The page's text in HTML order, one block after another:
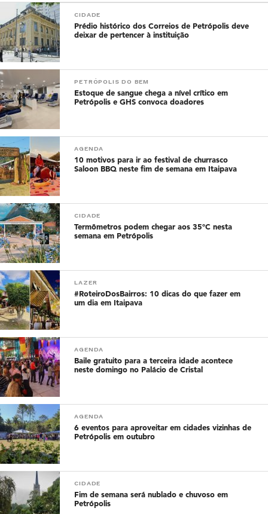
CIDADE
Prédio histórico dos Correios de Petrópolis deve
deixar de pertencer à instituição
PETRÓPOLIS DO BEM
Estoque de sangue chega a nível crítico em
Petrópolis e GHS convoca doadores
AGENDA
10 motivos para ir ao festival de churrasco
Saloon BBQ neste fim de semana em Itaipava
CIDADE
Termômetros podem chegar aos 35°C nesta
semana em Petrópolis
LAZER
#RoteiroDosBairros: 10 dicas do que fazer em
um dia em Itaipava
AGENDA
Baile gratuito para a terceira idade acontece
neste domingo no Palácio de Cristal
AGENDA
6 eventos para aproveitar em cidades vizinhas de
Petrópolis em outubro
CIDADE
Fim de semana será nublado e chuvoso em
Petrópolis